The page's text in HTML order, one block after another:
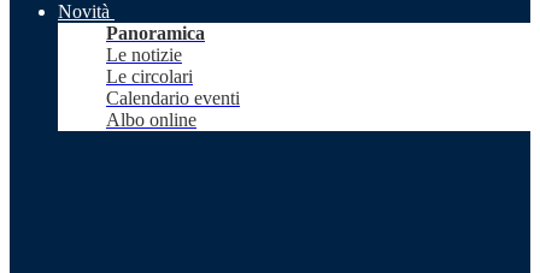
Novità
Panoramica
Le notizie
Le circolari
Calendario eventi
Albo online